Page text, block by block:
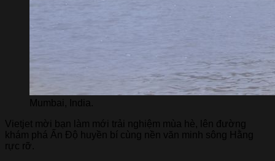
Mumbai, India.
Vietjet mời bạn làm mới trải nghiệm mùa hè, lên đường
khám phá Ấn Độ huyền bí cùng nền văn minh sông Hằng
rực rỡ.